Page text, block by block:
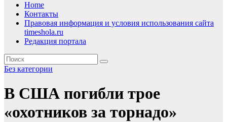
Home
Контакты
Правовая информация и условия использования сайта
timeshola.ru
Редакция портала
Без категории
В США погибли трое
«охотников за торнадо»